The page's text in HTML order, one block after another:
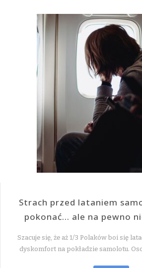
Strach przed lataniem
pokonać… ale na pewno
Szacuje się, że aż 1/3 Polaków boi się
dyskomfort na pokładzie samolotu.